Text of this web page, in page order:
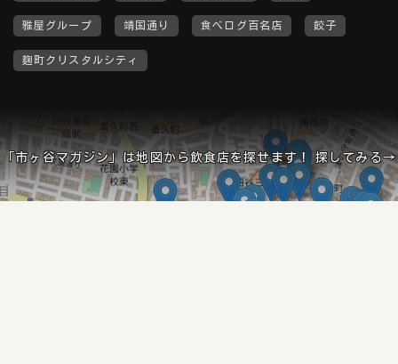
雅屋グループ 靖国通り 食べログ百名店 餃子
麹町クリスタルシティ
「市ヶ谷マガジン」は地図から飲食店を探せます！ 探してみる→